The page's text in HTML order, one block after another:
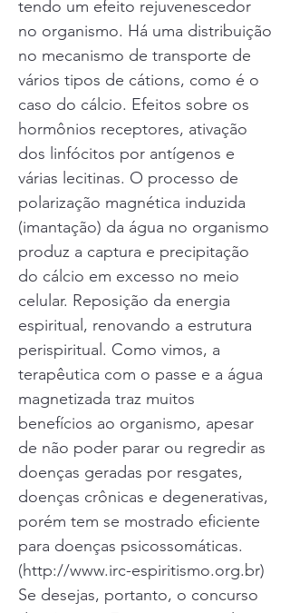
tendo um efeito rejuvenescedor
no organismo. Há uma distribuição
no mecanismo de transporte de
vários tipos de cátions, como é o
caso do cálcio. Efeitos sobre os
hormônios receptores, ativação
dos linfócitos por antígenos e
várias lecitinas. O processo de
polarização magnética induzida
(imantação) da água no organismo
produz a captura e precipitação
do cálcio em excesso no meio
celular. Reposição da energia
espiritual, renovando a estrutura
perispiritual. Como vimos, a
terapêutica com o passe e a água
magnetizada traz muitos
benefícios ao organismo, apesar
de não poder parar ou regredir as
doenças geradas por resgates,
doenças crônicas e degenerativas,
porém tem se mostrado eficiente
para doenças psicossomáticas.
(http://www.irc-espiritismo.org.br)
Se desejas, portanto, o concurso